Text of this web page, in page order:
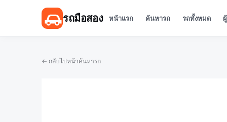
รถมือสอง หน้าแรก ค้นหารถ รถทั้งหมด
← กลับไปหน้าค้นหารถ